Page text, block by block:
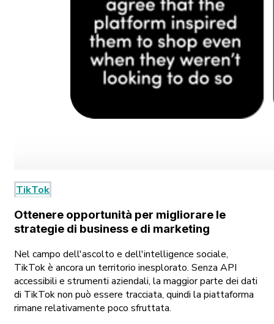
TikTok
Ottenere opportunità per migliorare le
strategie di business e di marketing
Nel campo dell'ascolto e dell'intelligence sociale,
TikTok è ancora un territorio inesplorato. Senza API
accessibili e strumenti aziendali, la maggior parte dei dati
di TikTok non può essere tracciata, quindi la piattaforma
rimane relativamente poco sfruttata.